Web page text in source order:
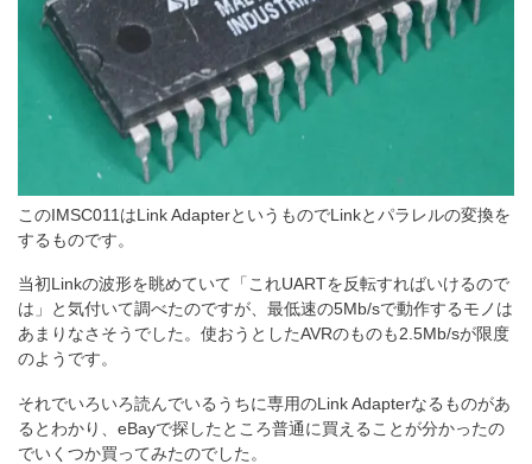
このIMSC011はLink AdapterというものでLinkとパラレルの変換を
するものです。
当初Linkの波形を眺めていて「これUARTを反転すればいけるので
は」と気付いて調べたのですが、最低速の5Mb/sで動作するモノは
あまりなさそうでした。使おうとしたAVRのものも2.5Mb/sが限度
のようです。
それでいろいろ読んでいるうちに専用のLink Adapterなるものがあ
るとわかり、eBayで探したところ普通に買えることが分かったの
でいくつか買ってみたのでした。